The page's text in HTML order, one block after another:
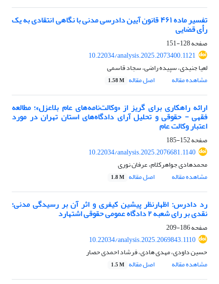
تفسیر ماده ۴۶۱ قانون آیین دادرسی مدنی با نگاهی انتقادی به یک
رأی قضایی
صفحه128-151
10.22034/analysis.2025.2073400.1121
لعیا جنیدی، سپیده راضی، سجاد قاسمی
مشاهده مقاله
اصل مقاله 1.58 M
ارائه راهکاری برای گریز از «وکالت‌نامه‌های عام بلاعزل»؛ مطالعه
فقهی - حقوقی و تحلیل آرای دادگاه‌های استان تهران در مورد
اعتبار وکالت عام
صفحه152-185
10.22034/analysis.2025.2076681.1140
محمدهادی جواهرکلام، عرفان نوری
مشاهده مقاله
اصل مقاله 1.8 M
رد دادرس: اظهارنظر پیشین کیفری و اثر آن بر رسیدگی مدنی؛
نقدی بر رای شعبه ۲ دادگاه عمومی حقوقی اشتهارد
صفحه186-209
10.22034/analysis.2025.2069843.1110
حسین داودی، مهدی هادی، فرشاد احمدی حصار
مشاهده مقاله
اصل مقاله 1.5 M